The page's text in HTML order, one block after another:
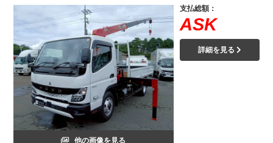
他の画像を見る
支払総額：
ASK
詳細を見る